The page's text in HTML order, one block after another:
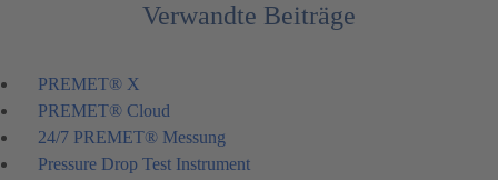
Verwandte Beiträge
PREMET® X
PREMET® Cloud
24/7 PREMET® Messung
Pressure Drop Test Instrument